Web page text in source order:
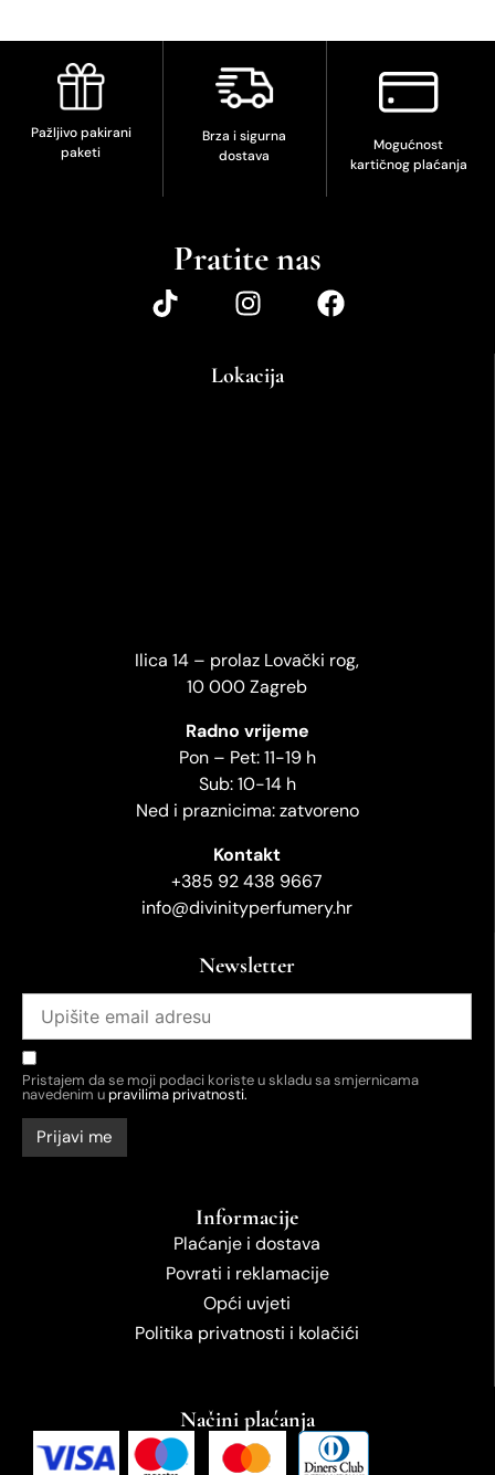
Pažljivo pakirani
paketi
Brza i sigurna
dostava
Mogućnost
kartičnog plaćanja
Pratite nas
Lokacija
Ilica 14 – prolaz Lovački rog,
10 000 Zagreb
Radno vrijeme
Pon – Pet: 11-19 h
Sub: 10-14 h
Ned i praznicima: zatvoreno
Kontakt
+385 92 438 9667
info@divinityperfumery.hr
Newsletter
Pristajem da se moji podaci koriste u skladu sa smjernicama
navedenim upravilima privatnosti.
Informacije
Plaćanje i dostava
Povrati i reklamacije
Opći uvjeti
Politika privatnosti i kolačići
Načini plaćanja